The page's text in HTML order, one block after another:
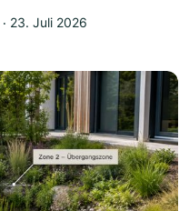
‧ 23. Juli 2026